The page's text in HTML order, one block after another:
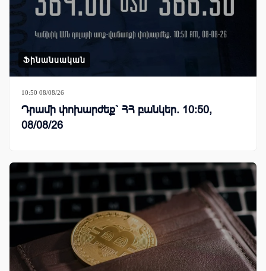
Ֆինանսական
10:50 08/08/26
Դրամի փոխարժեք` ՀՀ բանկեր. 10:50,
08/08/26